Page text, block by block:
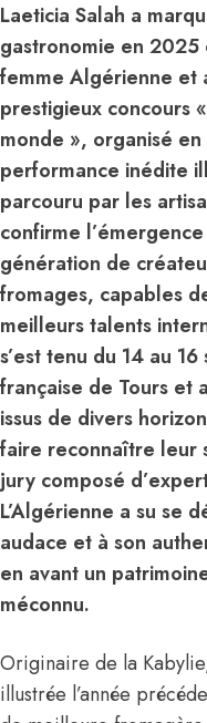
Laeticia Salah a
gastronomie en
femme Algérienne et
prestigieux concours
monde », organisé
performance inédite
parcouru par les
confirme
génération de
fromages, capables
meilleurs talents
s’est tenu du 14 au
française de Tours et
issus de divers
faire reconnaître leur
jury composé
L’Algérienne a su se
audace et à son
en avant un
méconnu.
Originaire de la
illustrée l’année